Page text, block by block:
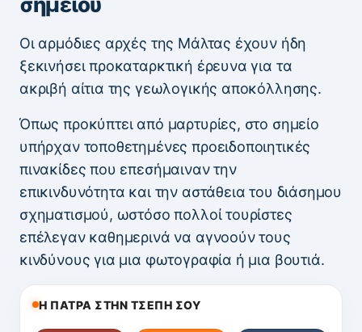
Οι αρμόδιες αρχές της Μάλτας έχουν ήδη
ξεκινήσει προκαταρκτική έρευνα για τα
ακριβή αίτια της γεωλογικής αποκόλλησης.
Όπως προκύπτει από μαρτυρίες, στο σημείο
υπήρχαν τοποθετημένες προειδοποιητικές
πινακίδες που επεσήμαιναν την
επικινδυνότητα και την αστάθεια του διάσημου
σχηματισμού, ωστόσο πολλοί τουρίστες
επέλεγαν καθημερινά να αγνοούν τους
κινδύνους για μια φωτογραφία ή μια βουτιά.
Η ΠΑΤΡΑ ΣΤΗΝ ΤΣΕΠΗ ΣΟΥ